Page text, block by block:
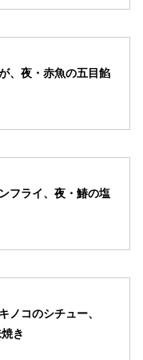
、夜・赤魚の五目餡
フライ、夜・鰆の塩
ノコのシチュー、
き